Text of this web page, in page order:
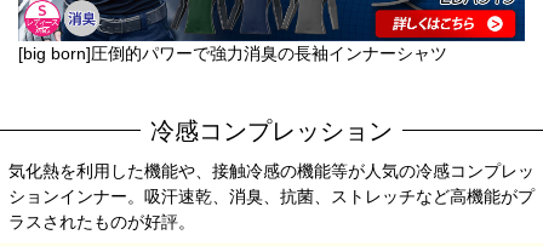
[big born]圧倒的パワーで強力消臭の長袖インナーシャツ
冷感コンプレッション
気化熱を利用した機能や、接触冷感の機能等が人気の冷感コンプレッ
ションインナー。吸汗速乾、消臭、抗菌、ストレッチなど高機能がプ
ラスされたものが好評。